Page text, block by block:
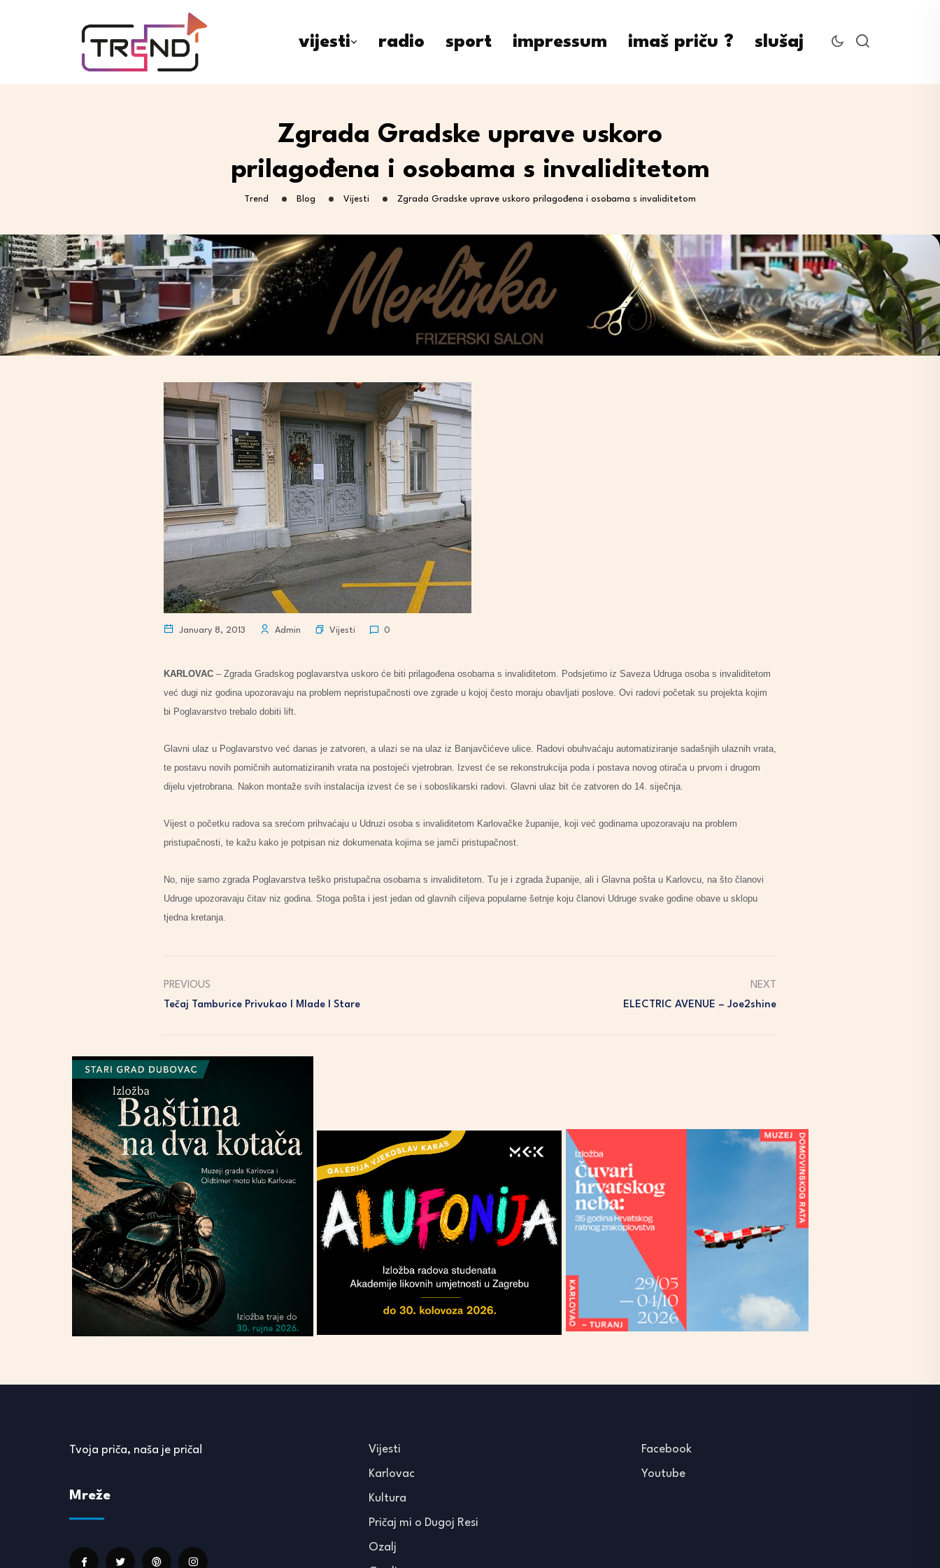
vijesti radio sport impressum imaš priču ? slušaj
Zgrada Gradske uprave uskoro
prilagođena i osobama s invaliditetom
Trend Blog Vijesti Zgrada Gradske uprave uskoro prilagođena i osobama s invaliditetom
January 8, 2013 Admin Vijesti 0
KARLOVAC – Zgrada Gradskog poglavarstva uskoro će biti prilagođena osobama s invaliditetom. Podsjetimo iz Saveza Udruga osoba s invaliditetom
već dugi niz godina upozoravaju na problem nepristupačnosti ove zgrade u kojoj često moraju obavljati poslove. Ovi radovi početak su projekta kojim
bi Poglavarstvo trebalo dobiti lift.
Glavni ulaz u Poglavarstvo već danas je zatvoren, a ulazi se na ulaz iz Banjavčićeve ulice. Radovi obuhvaćaju automatiziranje sadašnjih ulaznih vrata,
te postavu novih pomičnih automatiziranih vrata na postojeći vjetrobran. Izvest će se rekonstrukcija poda i postava novog otirača u prvom i drugom
dijelu vjetrobrana. Nakon montaže svih instalacija izvest će se i soboslikarski radovi. Glavni ulaz bit će zatvoren do 14. siječnja.
Vijest o početku radova sa srećom prihvaćaju u Udruzi osoba s invaliditetom Karlovačke županije, koji već godinama upozoravaju na problem
pristupačnosti, te kažu kako je potpisan niz dokumenata kojima se jamči pristupačnost.
No, nije samo zgrada Poglavarstva teško pristupačna osobama s invaliditetom. Tu je i zgrada županije, ali i Glavna pošta u Karlovcu, na što članovi
Udruge upozoravaju čitav niz godina. Stoga pošta i jest jedan od glavnih ciljeva popularne šetnje koju članovi Udruge svake godine obave u sklopu
tjedna kretanja.
PREVIOUS
Tečaj Tamburice Privukao I Mlade I Stare
NEXT
ELECTRIC AVENUE – Joe2shine
Tvoja priča, naša je priča!
Mreže
Vijesti
Karlovac
Kultura
Pričaj mi o Dugoj Resi
Ozalj
Facebook
Youtube